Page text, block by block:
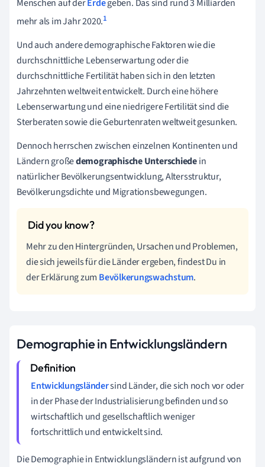
Menschen auf derErdegeben. Das sind rund 3 Milliarden
mehr als im Jahr 2020.1
Und auch andere demographische Faktoren wie die
durchschnittliche Lebenserwartung oder die
durchschnittliche Fertilität haben sich in den letzten
Jahrzehnten weltweit entwickelt. Durch eine höhere
Lebenserwartung und eine niedrigere Fertilität sind die
Sterberaten sowie die Geburtenraten weltweit gesunken.
Dennoch herrschen zwischen einzelnen Kontinenten und
Ländern großedemographische Unterschiedein
natürlicher Bevölkerungsentwicklung, Altersstruktur,
Bevölkerungsdichte und Migrationsbewegungen.
Mehr zu den Hintergründen, Ursachen und Problemen,
die sich jeweils für die Länder ergeben, findest Du in
der Erklärung zum Bevölkerungswachstum.
Demographie in Entwicklungsländern
Entwicklungsländersind Länder, die sich noch vor oder
in der Phase der Industrialisierung befinden und so
wirtschaftlich und gesellschaftlich weniger
fortschrittlich und entwickelt sind.
Die Demographie in Entwicklungsländern ist aufgrund von